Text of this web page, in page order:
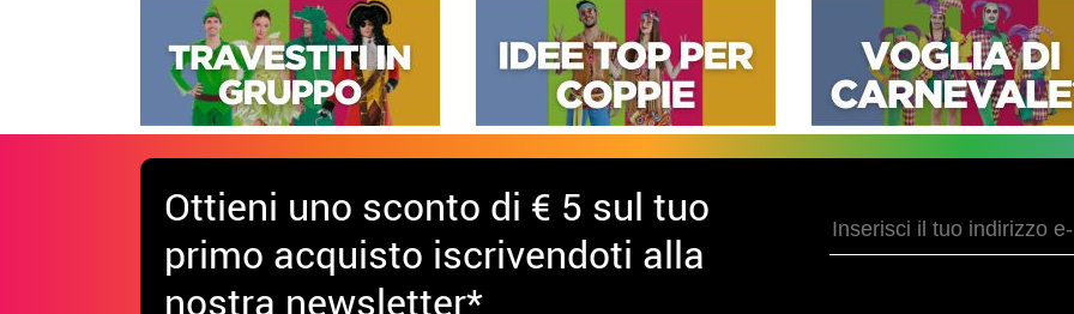
Ottieni uno sconto di € 5 sul tuo
primo acquisto iscrivendoti alla
nostra newsletter*